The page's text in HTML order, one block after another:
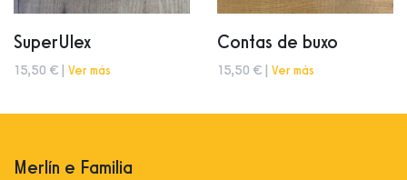
SuperUlex
15,50 € | Ver más
Contas de buxo
15,50 € | Ver más
Merlín e Familia